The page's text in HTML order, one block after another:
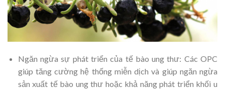
Ngăn ngừa sự phát triển của tế bào ung thư: Các OPC
giúp tăng cường hệ thống miễn dịch và giúp ngăn ngừa
sản xuất tế bào ung thư hoặc khả năng phát triển khối u